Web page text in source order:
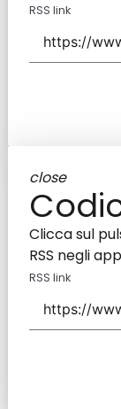
RSS link
close
Clicca sul
RSS negli
RSS link